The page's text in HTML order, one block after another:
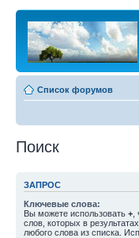
Список форумов
Поиск
ЗАПРОС
Ключевые слова:
Вы можете использовать +
слов, которых в
любого слова из списка.